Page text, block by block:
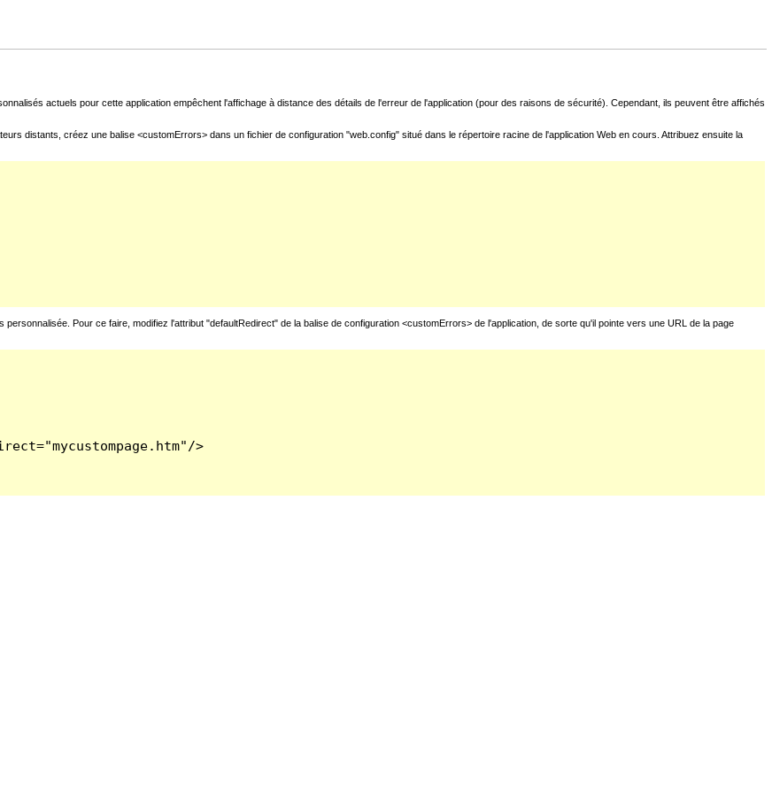
actuels pour cette application empêchent l'affichage à distance des détails de l'erreur de l'application (pour des raisons de sécurité). Cependant, ils peuvent être affichés
distants, créez une balise <customErrors> dans un fichier de configuration "web.config" situé dans le répertoire racine de l'application Web en cours. Attribuez ensuite la
Pour ce faire, modifiez l'attribut "defaultRedirect" de la balise de configuration <customErrors> de l'application, de sorte qu'il pointe vers une URL de la page
>